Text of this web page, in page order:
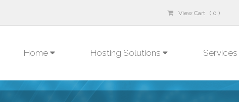
View Cart ( 0 )
Home Hosting Solutions Services